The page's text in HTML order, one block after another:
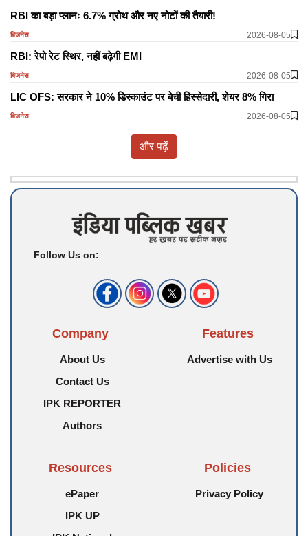
RBI का बड़ा प्लानः 6.7% ग्रोथ और नए नोटों की तैयारी!
बिजनेस 2026-08-05
RBI: रेपो रेट स्थिर, नहीं बढ़ेगी EMI
बिजनेस 2026-08-05
LIC OFS: सरकार ने 10% डिस्काउंट पर बेची हिस्सेदारी, शेयर 8% गिरा
बिजनेस 2026-08-05
और पढ़ें
Follow Us on:
Company
About Us
Contact Us
IPK REPORTER
Authors
Features
Advertise with Us
Resources
ePaper
IPK UP
Policies
Privacy Policy